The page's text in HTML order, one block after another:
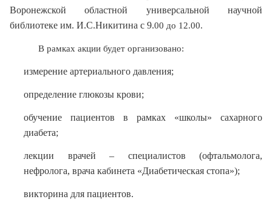
Воронежской областной универсальной научной
библиотеке им. И.С.Никитина с 9.00 до 12.00.
В рамках акции будет организовано:
измерение артериального давления;
определение глюкозы крови;
обучение пациентов в рамках «школы» сахарного
диабета;
лекции врачей – специалистов (офтальмолога,
нефролога, врача кабинета «Диабетическая стопа»);
викторина для пациентов.